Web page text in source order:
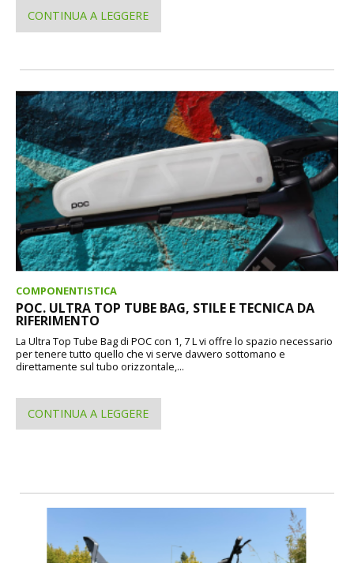
CONTINUA A LEGGERE
COMPONENTISTICA
POC. ULTRA TOP TUBE BAG, STILE E TECNICA DA
RIFERIMENTO
La Ultra Top Tube Bag di POC con 1, 7 L vi offre lo spazio necessario
per tenere tutto quello che vi serve davvero sottomano e
direttamente sul tubo orizzontale,...
CONTINUA A LEGGERE